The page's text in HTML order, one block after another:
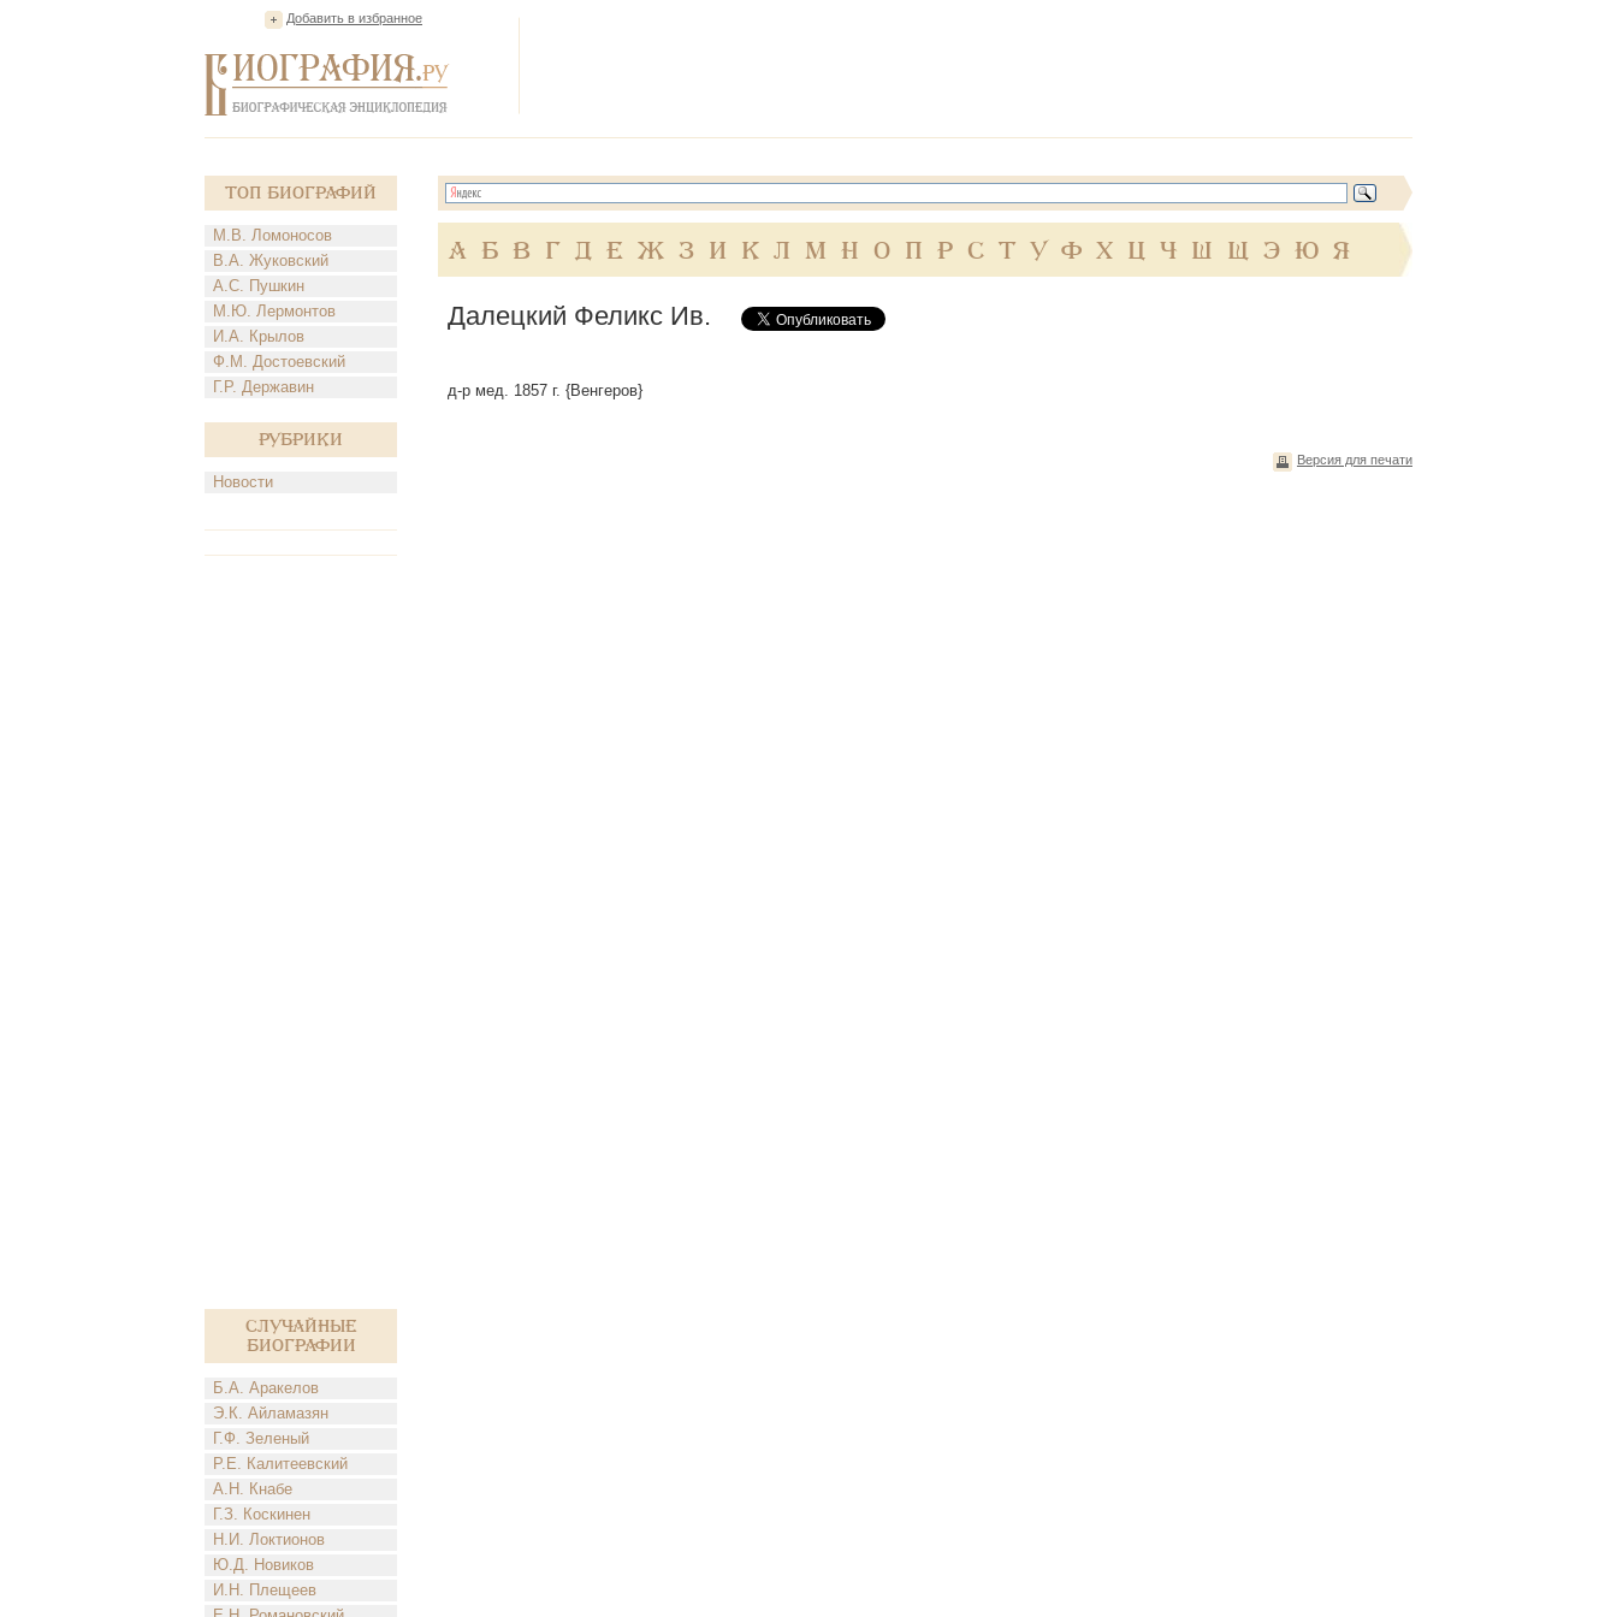
Добавить в избранное
Топ Биографий
М.В. Ломоносов
В.А. Жуковский
А.С. Пушкин
М.Ю. Лермонтов
И.А. Крылов
Ф.М. Достоевский
Г.Р. Державин
Рубрики
Новости
Случайные
биографии
Б.А. Аракелов
Э.К. Айламазян
Г.Ф. Зеленый
Р.Е. Калитеевский
А.Н. Кнабе
Г.З. Коскинен
Н.И. Локтионов
Ю.Д. Новиков
И.Н. Плещеев
А Б В Г Д Е Ж З И К Л М Н О П Р С Т У Ф Х Ц Ч Ш Щ Э Ю Я
Далецкий Феликс Ив.
д-р мед. 1857 г. {Венгеров}
Версия для печати